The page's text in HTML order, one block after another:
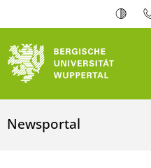
Newsportal